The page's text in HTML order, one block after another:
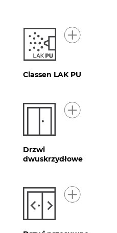
Classen LAK PU
Drzwi
dwuskrzydłowe